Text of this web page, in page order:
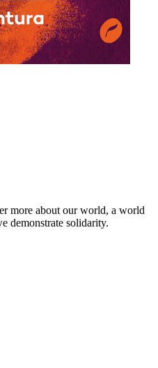
more about our world, a world
demonstrate solidarity.